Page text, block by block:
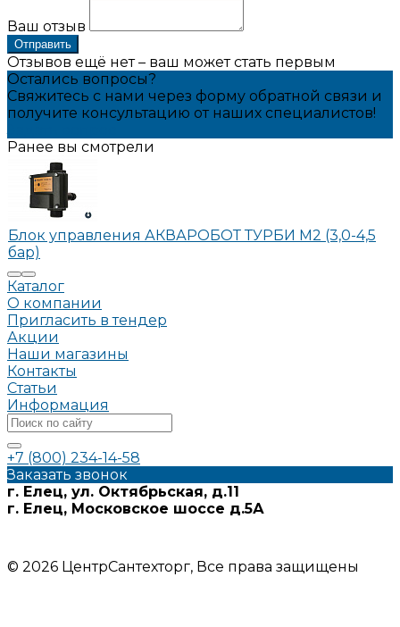
Ваш отзыв
Отправить
Отзывов ещё нет – ваш может стать первым
Остались вопросы?
Свяжитесь с нами через форму обратной связи и
получите консультацию от наших специалистов!
Ранее вы смотрели
Блок управления АКВАРОБОТ ТУРБИ М2 (3,0-4,5
бар)
Каталог
О компании
Пригласить в тендер
Акции
Наши магазины
Контакты
Статьи
Информация
+7 (800) 234-14-58
Заказать звонок
г. Елец, ул. Октябрьская, д.11
г. Елец, Московское шоссе д.5А
© 2026 ЦентрСантехторг, Все права защищены